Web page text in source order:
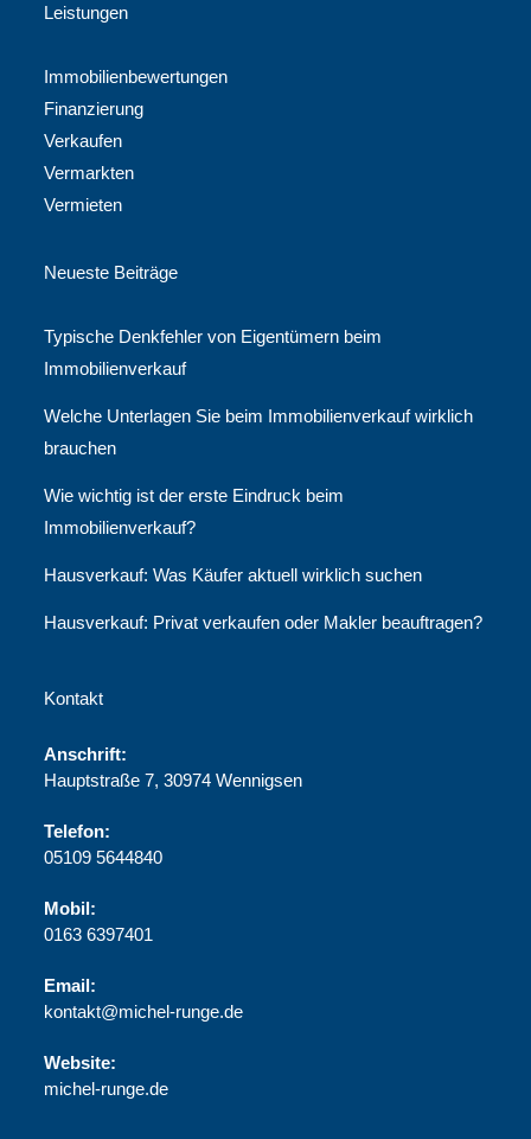
Leistungen
Immobilienbewertungen
Finanzierung
Verkaufen
Vermarkten
Vermieten
Neueste Beiträge
Typische Denkfehler von Eigentümern beim
Immobilienverkauf
Welche Unterlagen Sie beim Immobilienverkauf wirklich
brauchen
Wie wichtig ist der erste Eindruck beim
Immobilienverkauf?
Hausverkauf: Was Käufer aktuell wirklich suchen
Hausverkauf: Privat verkaufen oder Makler beauftragen?
Kontakt
Anschrift:
Hauptstraße 7, 30974 Wennigsen
Telefon:
05109 5644840
Mobil:
0163 6397401
Email:
kontakt@michel-runge.de
Website:
michel-runge.de